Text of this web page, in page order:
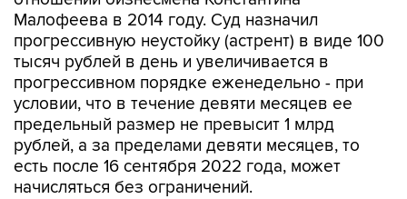
Малофеева в 2014 году. Суд назначил
прогрессивную неустойку (астрент) в виде 100
тысяч рублей в день и увеличивается в
прогрессивном порядке еженедельно - при
условии, что в течение девяти месяцев ее
предельный размер не превысит 1 млрд
рублей, а за пределами девяти месяцев, то
есть после 16 сентября 2022 года, может
начисляться без ограничений.